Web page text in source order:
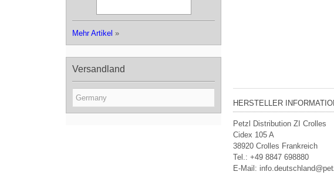
HERSTELLER
Petzl Distribution ZI Crolles
Cidex 105 A
38920 Crolles Frankreich
Tel.: +49 8847 698880
E-Mail:
Mehr Artikel »
Versandland